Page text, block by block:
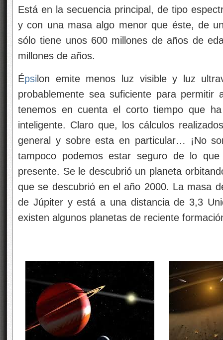
Está en la secuencia principal, de tipo
y con una masa algo menor que éste, de
sólo tiene unos 600 millones de años de
millones de años.
Épsi lon emite menos luz visible y luz
probablemente sea suficiente para
tenemos en cuenta el corto tiempo que
inteligente. Claro que, los cálculos
general y sobre esta en particular… ¡No
tampoco podemos estar seguro de lo
presente. Se le descubrió un planeta
que se descubrió en el año 2000. La masa
de Júpiter y está a una distancia de 3,3
existen algunos planetas de reciente